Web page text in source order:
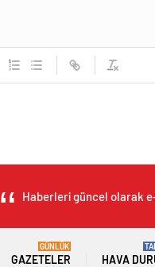
Haberleri güncel olarak
GAZETELER
GÜNLÜK
HAVA